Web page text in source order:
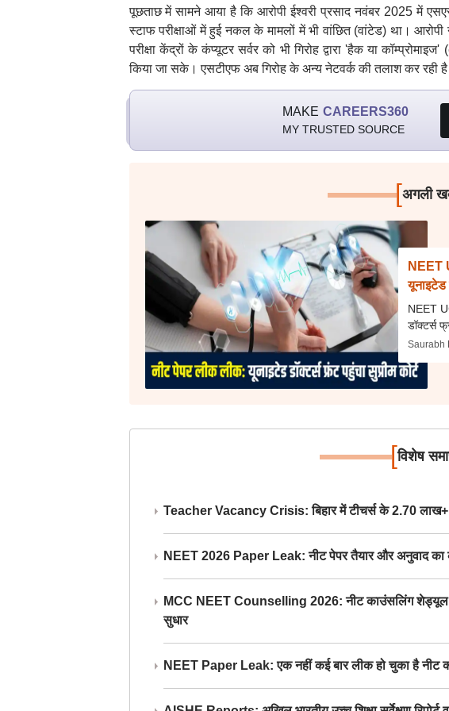
पूछताछ में सामने आया है कि आरोपी ईश्वरी प्रसाद नवंबर 2025 में
स्टाफ परीक्षाओं में हुई नकल के मामलों में भी वांछित (वांटेड) था।
परीक्षा केंद्रों के कंप्यूटर सर्वर को भी गिरोह द्वारा 'हैक या
किया जा सके। एसटीएफ अब गिरोह के अन्य नेटवर्क की तलाश कर रही
MAKE CAREERS360
MY TRUSTED SOURCE
[अगली
NEET
यूनाइटेड
NEET
डॉक्टर्स
Saurabh
[विशेष
Teacher Vacancy Crisis: बिहार में टीचर्स के 2.70 लाख+
NEET 2026 Paper Leak: नीट पेपर तैयार और अनुवाद का
MCC NEET Counselling 2026: नीट काउंसलिंग शेड्यूल
सुधार
NEET Paper Leak: एक नहीं कई बार लीक हो चुका है नीट